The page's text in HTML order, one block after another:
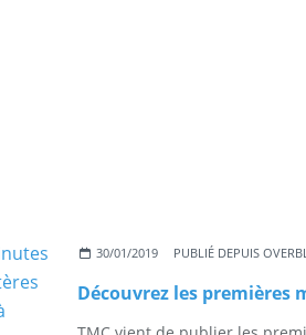
30/01/2019 PUBLIÉ DEPUIS